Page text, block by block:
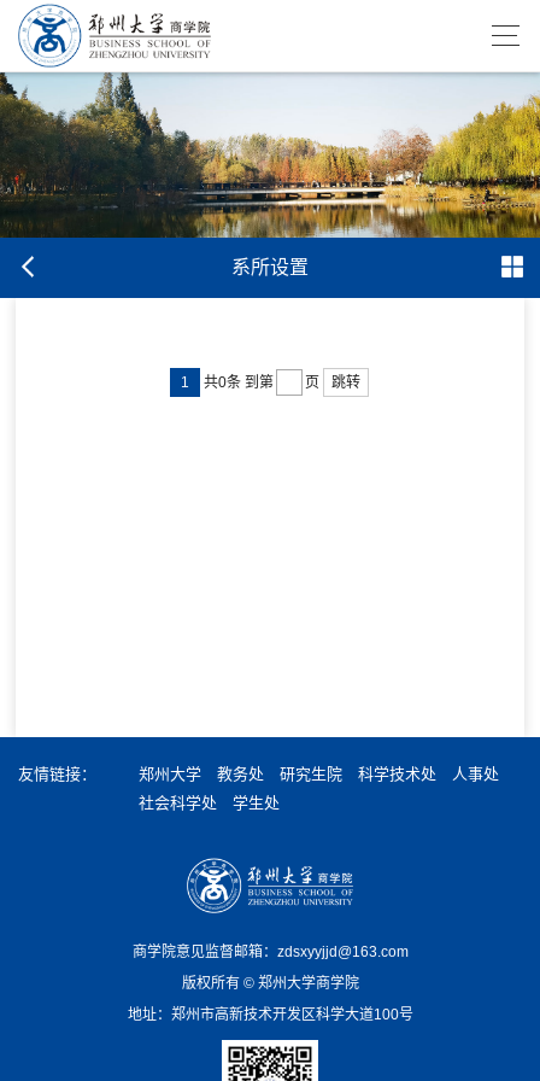
系所设置
1 共0条 到第 页 跳转
友情链接： 郑州大学 教务处 研究生院 科学技术处
人事处
社会科学处
学生处
商学院意见监督邮箱：zdsxyyjjd@163.com
版权所有 ©️ 郑州大学商学院
地址：郑州市高新技术开发区科学大道100号